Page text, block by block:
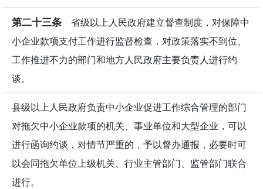
第二十三条 省级以上人民政府建立督查制度，对保障中
小企业款项支付工作进行监督检查，对政策落实不到位、
工作推进不力的部门和地方人民政府主要负责人进行约
谈。
县级以上人民政府负责中小企业促进工作综合管理的部门
对拖欠中小企业款项的机关、事业单位和大型企业，可以
进行函询约谈，对情节严重的，予以督办通报，必要时可
以会同拖欠单位上级机关、行业主管部门、监管部门联合
进行。